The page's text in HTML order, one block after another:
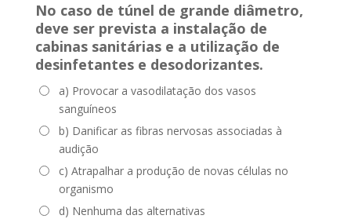
No caso de túnel de grande diâmetro,
deve ser prevista a instalação de
cabinas sanitárias e a utilização de
desinfetantes e desodorizantes.
a) Provocar a vasodilatação dos vasos
sanguíneos
b) Danificar as fibras nervosas associadas à
audição
c) Atrapalhar a produção de novas células no
organismo
d) Nenhuma das alternativas